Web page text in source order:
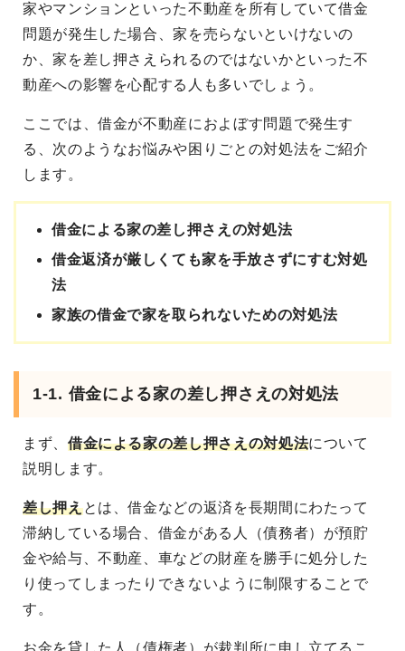
家やマンションといった不動産を所有していて借金
問題が発生した場合、家を売らないといけないの
か、家を差し押さえられるのではないかといった不
動産への影響を心配する人も多いでしょう。
ここでは、借金が不動産におよぼす問題で発生す
る、次のようなお悩みや困りごとの対処法をご紹介
します。
借金による家の差し押さえの対処法
借金返済が厳しくても家を手放さずにすむ対処
法
家族の借金で家を取られないための対処法
1-1. 借金による家の差し押さえの対処法
まず、 借金による家の差し押さえの対処法について
説明します。
差し押えとは、借金などの返済を長期間にわたって
滞納している場合、借金がある人（債務者）が預貯
金や給与、不動産、車などの財産を勝手に処分した
り使ってしまったりできないように制限することで
す。